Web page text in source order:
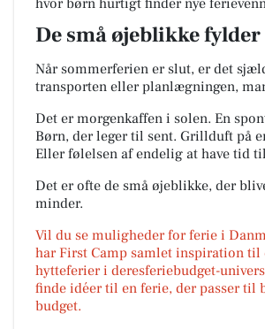
hvor børn hurtigt finder nye
De små øjeblikke
Når sommerferien er slut, er det
transporten eller planlægningen,
Det er morgenkaffen i solen. En
Børn, der leger til sent. Grillduft på
Eller følelsen af endelig at have tid
Det er ofte de små øjeblikke, der
minder.
Vil du se muligheder for ferie i
har First Camp samlet inspiration til
hytteferier i deresferiebudget-
finde idéer til en ferie, der passer til
budget.